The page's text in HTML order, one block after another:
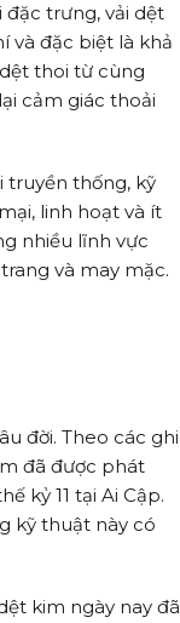
đặc trưng, vải dệt
và đặc biệt là khả
thoi từ cùng
cảm giác thoải
thống, kỹ
linh hoạt và ít
nhiều lĩnh vực
và may mặc.
đời. Theo các ghi
đã được phát
kỷ 11 tại Ai Cập.
kỹ thuật này có
kim ngày nay đã